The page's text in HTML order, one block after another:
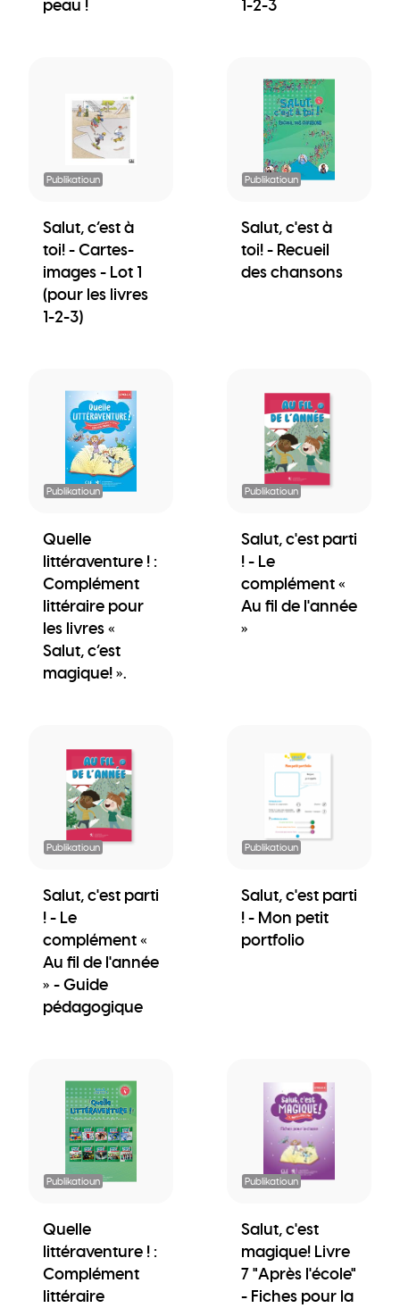
peau !
1-2-3
Publikatioun
Salut, c’est à
toi! - Cartes-
images - Lot 1
(pour les livres
1-2-3)
Publikatioun
Salut, c'est à
toi! - Recueil
des chansons
Publikatioun
Quelle
littéraventure ! :
Complément
littéraire pour
les livres «
Salut, c’est
magique! ».
Publikatioun
Salut, c'est parti
! - Le
complément «
Au fil de l'année
»
Publikatioun
Salut, c'est parti
! - Le
complément «
Au fil de l'année
» - Guide
pédagogique
Publikatioun
Salut, c'est parti
! - Mon petit
portfolio
Publikatioun
Quelle
littéraventure ! :
Complément
littéraire
Publikatioun
Salut, c'est
magique! Livre
7 "Après l'école"
- Fiches pour la